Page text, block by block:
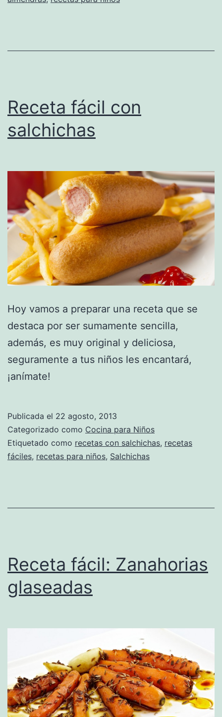
Receta fácil con
salchichas
Hoy vamos a preparar una receta que se
destaca por ser sumamente sencilla,
además, es muy original y deliciosa,
seguramente a tus niños les encantará,
¡anímate!
Publicada el 22 agosto, 2013
Categorizado como Cocina para Niños
Etiquetado como recetas con salchichas, recetas
fáciles, recetas para niños, Salchichas
Receta fácil: Zanahorias
glaseadas